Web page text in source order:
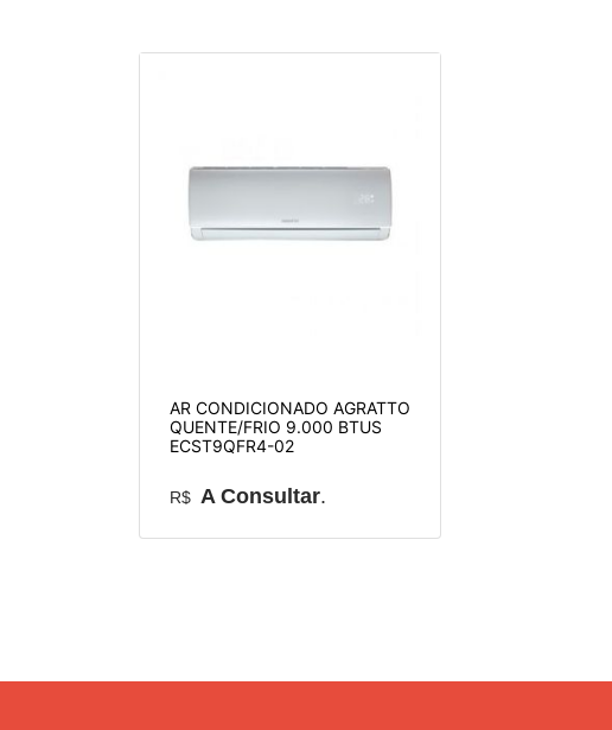
AR CONDICIONADO AGRATTO
QUENTE/FRIO 9.000 BTUS
ECST9QFR4-02
R$ A Consultar.